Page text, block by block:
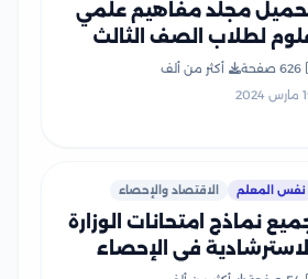
مجلد مفاهيم علمي
لطلاب الصف الثالث
2025 626 صفحة
أكثر من ألف
نفس المعلم الاقتصاد والإحصاء
نماذج امتحانات الوزارة
الاسترشادية في الإحصاء